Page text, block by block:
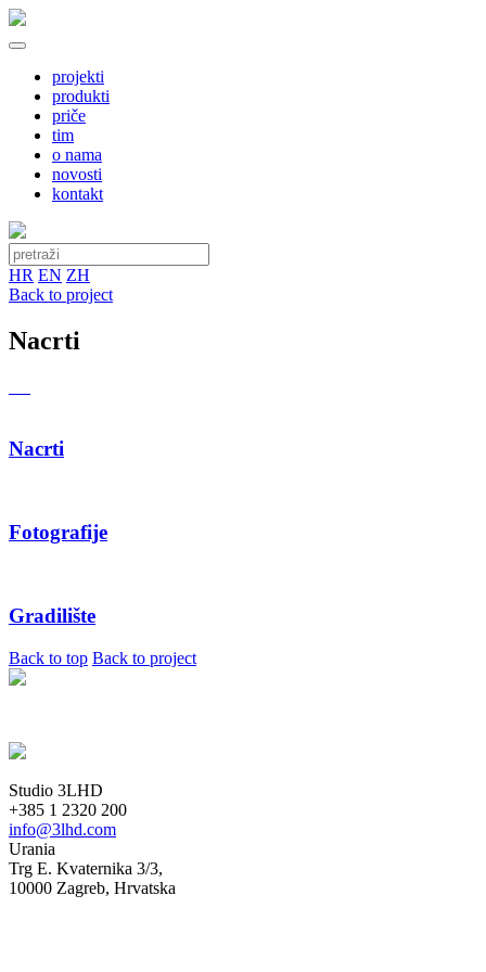
projekti
produkti
priče
tim
o nama
novosti
kontakt
HR EN ZH
Back to project
Nacrti
Nacrti
Fotografije
Gradilište
Back to top Back to project
Studio 3LHD
+385 1 2320 200
info@3lhd.com
Urania
Trg E. Kvaternika 3/3,
10000 Zagreb, Hrvatska